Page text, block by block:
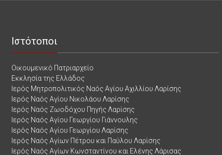
Ιστότοποι
Οικουμενικό Πατριαρχείο
Εκκλησία της Ελλάδος
Ιερός Μητροπολιτικός Ναός Αγίου Αχιλλίου Λαρίσης
Ιερός Ναός Αγίου Νικολάου Λαρίσης
Ιερός Ναός Ζωοδόχου Πηγής Λαρίσης
Ιερός Ναός Αγίου Γεωργίου Γιάννουλης
Ιερός Ναός Αγίου Γεωργίου Λαρίσης
Ιερός Ναός Αγίων Πέτρου και Παύλου Λαρίσης
Ιερός Ναός Αγίων Κωνσταντίνου και Ελένης Λάρισας